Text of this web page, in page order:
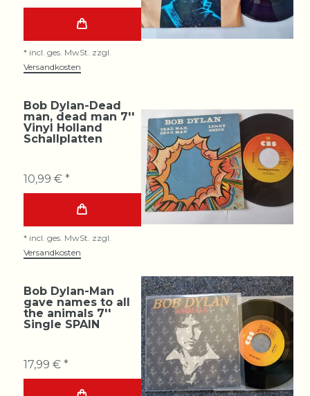
* incl. ges. MwSt. zzgl.
Versandkosten
Bob Dylan-Dead
man, dead man 7''
Vinyl Holland
Schallplatten
10,99 € *
* incl. ges. MwSt. zzgl.
Versandkosten
Bob Dylan-Man
gave names to all
the animals 7''
Single SPAIN
17,99 € *